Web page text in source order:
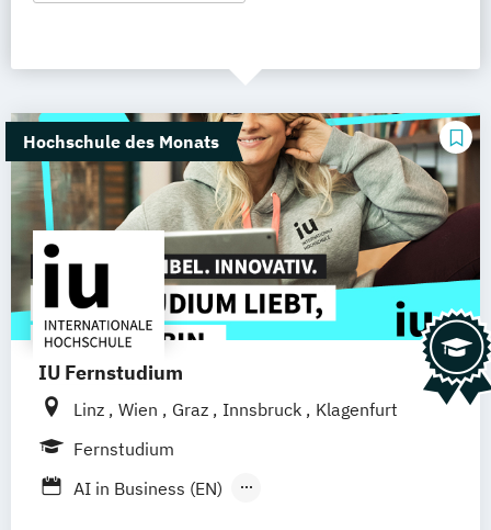
Hochschule des Monats
IU Fernstudium
Linz Wien Graz Innsbruck
Klagenfurt
Fernstudium
AI in Business (EN)